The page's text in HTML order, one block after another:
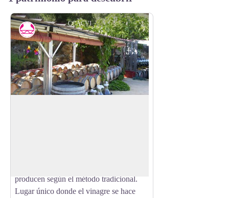
CCACVI
producen según el método tradicional.
Lugar único donde el vinagre se hace